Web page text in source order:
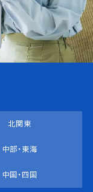
北関東
中部・東海
中国・四国